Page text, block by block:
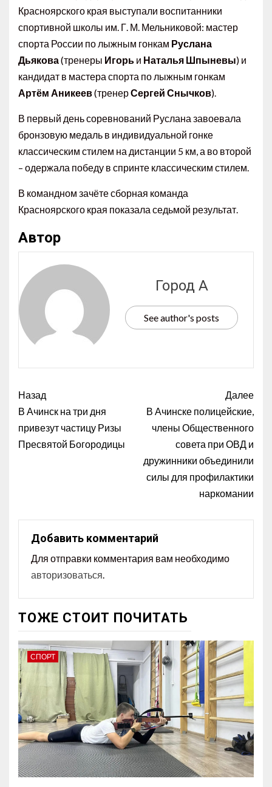
Красноярского края выступали воспитанники
спортивной школы им. Г. М. Мельниковой: мастер
спорта России по лыжным гонкам Руслана
Дьякова (тренеры Игорь и Наталья Шпыневы) и
кандидат в мастера спорта по лыжным гонкам
Артём Аникеев(тренерСергей Снычков).
В первый день соревнований Руслана завоевала
бронзовую медаль в индивидуальной гонке
классическим стилем на дистанции 5 км, а во второй
– одержала победу в спринте классическим стилем.
В командном зачёте сборная команда
Красноярского края показала седьмой результат.
Автор
Город А
See author's posts
Назад
В Ачинск на три дня
привезут частицу Ризы
Пресвятой Богородицы
Далее
В Ачинске полицейские,
члены Общественного
совета при ОВД и
дружинники объединили
силы для профилактики
наркомании
Добавить комментарий
Для отправки комментария вам необходимо
авторизоваться
ТОЖЕ СТОИТ ПОЧИТАТЬ
СПОРТ